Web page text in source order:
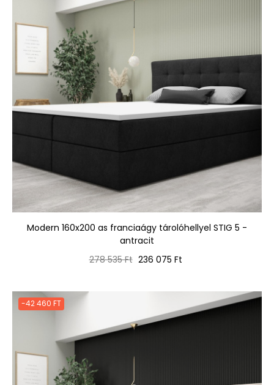
Modern 160x200 as franciaágy tárolóhellyel STIG 5 -
antracit
Normál
278 535 Ft Ár
236 075 Ft
-42 460 FT